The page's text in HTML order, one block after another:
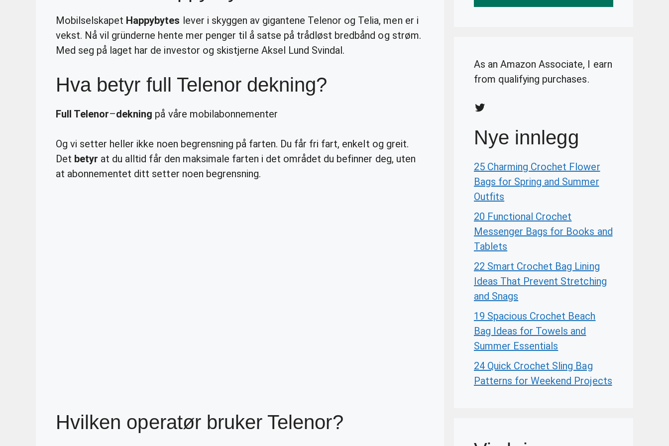
Mobilselskapet Happybytes lever i skyggen av gigantene Telenor og Telia, men er i
vekst. Nå vil gründerne hente mer penger til å satse på trådløst bredbånd og strøm.
Med seg på laget har de investor og skistjerne Aksel Lund Svindal.
Hva betyr full Telenor dekning?
Full Telenor–dekning på våre mobilabonnementer
Og vi setter heller ikke noen begrensning på farten. Du får fri fart, enkelt og greit.
Det betyr at du alltid får den maksimale farten i det området du befinner deg, uten
at abonnementet ditt setter noen begrensning.
Hvilken operatør bruker Telenor?
As an Amazon Associate, I earn
from qualifying purchases.
Twitter
Nye innlegg
25 Charming Crochet Flower
Bags for Spring and Summer
Outfits
20 Functional Crochet
Messenger Bags for Books and
Tablets
22 Smart Crochet Bag Lining
Ideas That Prevent Stretching
and Snags
19 Spacious Crochet Beach
Bag Ideas for Towels and
Summer Essentials
24 Quick Crochet Sling Bag
Patterns for Weekend Projects